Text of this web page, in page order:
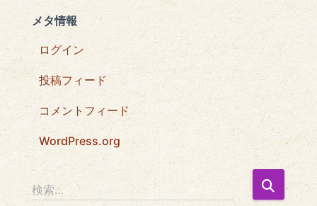
メタ情報
ログイン
投稿フィード
コメントフィード
WordPress.org
検
索
検索…